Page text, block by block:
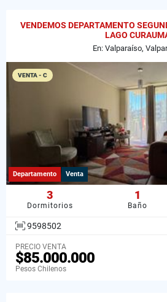
VENDEMOS DEPARTAMENTO
LAGO
En: Valparaíso,
VENTA - C
Departamento Venta
3
Dormitorios
1
Baño
9598502
PRECIO VENTA
$85.000.000
Pesos Chilenos